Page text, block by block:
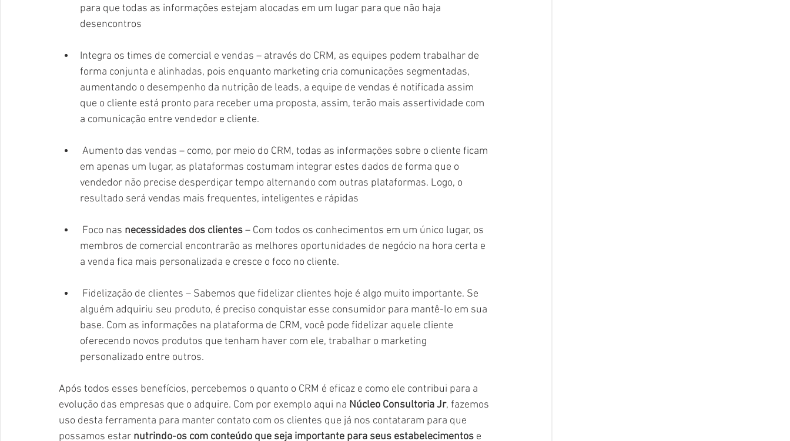
para que todas as informações estejam alocadas em um lugar para que não haja
desencontros
Integra os times de comercial e vendas – através do CRM, as equipes podem trabalhar de
forma conjunta e alinhadas, pois enquanto marketing cria comunicações segmentadas,
aumentando o desempenho da nutrição de leads, a equipe de vendas é notificada assim
que o cliente está pronto para receber uma proposta, assim, terão mais assertividade com
a comunicação entre vendedor e cliente.
em apenas um lugar, as plataformas costumam integrar estes dados de forma que o
vendedor não precise desperdiçar tempo alternando com outras plataformas. Logo, o
resultado será vendas mais frequentes, inteligentes e rápidas
Foco nas necessidades dos clientes – Com todos os conhecimentos em um único lugar, os
membros de comercial encontrarão as melhores oportunidades de negócio na hora certa e
a venda fica mais personalizada e cresce o foco no cliente.
alguém adquiriu seu produto, é preciso conquistar esse consumidor para mantê-lo em sua
base. Com as informações na plataforma de CRM, você pode fidelizar aquele cliente
oferecendo novos produtos que tenham haver com ele, trabalhar o marketing
personalizado entre outros.
Após todos esses benefícios, percebemos o quanto o CRM é eficaz e como ele contribui para a
evolução das empresas que o adquire. Com por exemplo aqui na Núcleo Consultoria Jr, fazemos
uso desta ferramenta para manter contato com os clientes que já nos contataram para que
possamos estar nutrindo-os com conteúdo que seja importante para seus estabelecimentos e